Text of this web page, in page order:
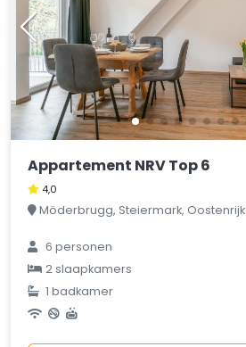
Appartement NRV Top 6
4,0
Möderbrugg, Steiermark, Oostenrijk
6 personen
2 slaapkamers
1 badkamer